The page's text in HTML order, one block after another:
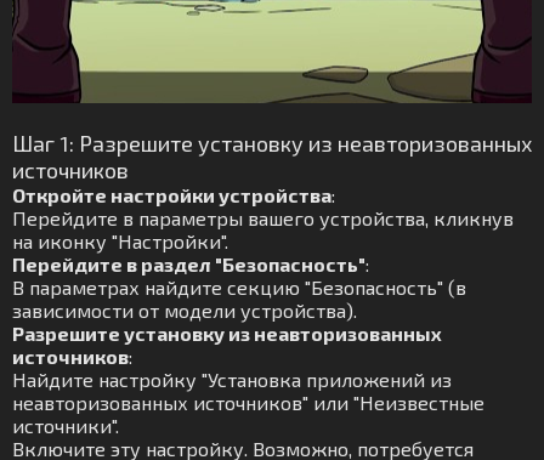
Шаг 1: Разрешите установку из неавторизованных
источников
Откройте настройки устройства:
Перейдите в параметры вашего устройства, кликнув
на иконку "Настройки".
Перейдите в раздел "Безопасность":
В параметрах найдите секцию "Безопасность" (в
зависимости от модели устройства).
Разрешите установку из неавторизованных
источников:
Найдите настройку "Установка приложений из
неавторизованных источников" или "Неизвестные
источники".
Включите эту настройку. Возможно, потребуется